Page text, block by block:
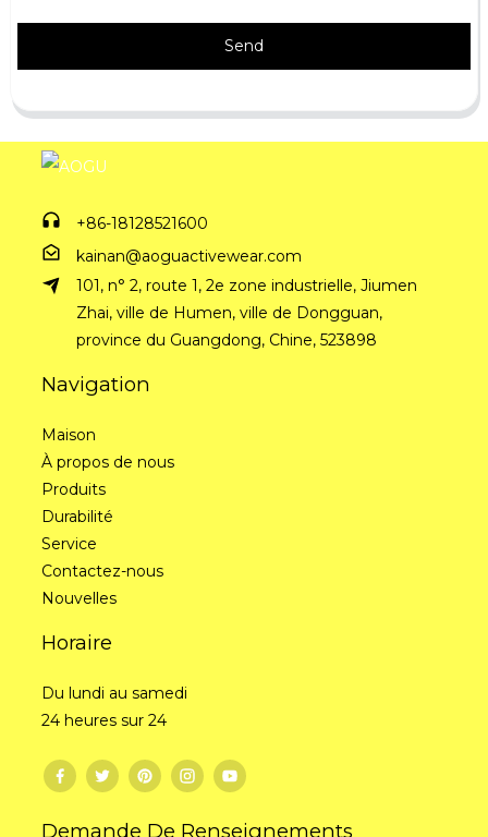
Send
+86-18128521600
kainan@aoguactivewear.com
101, n° 2, route 1, 2e zone industrielle, Jiumen
Zhai, ville de Humen, ville de Dongguan,
province du Guangdong, Chine, 523898
Navigation
Maison
À propos de nous
Produits
Durabilité
Service
Contactez-nous
Nouvelles
Horaire
Du lundi au samedi
24 heures sur 24
Demande De Renseignements